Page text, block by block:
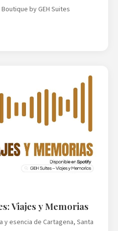
by GEH Suites
Viajes y Memorias
y esencia de Cartagena, Santa